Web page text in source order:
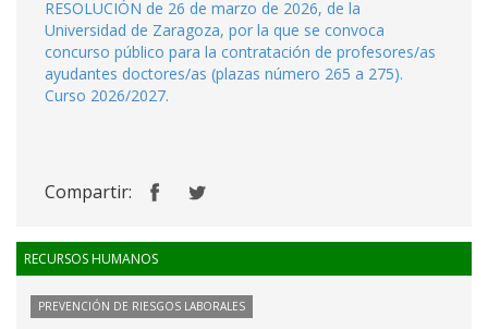
RESOLUCIÓN de 26 de marzo de 2026, de la
Universidad de Zaragoza, por la que se convoca
concurso público para la contratación de profesores/as
ayudantes doctores/as (plazas número 265 a 275).
Curso 2026/2027.
Compartir:
RECURSOS HUMANOS
PREVENCIÓN DE RIESGOS LABORALES